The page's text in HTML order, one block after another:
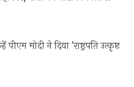
मोदी ने दिया ‘राष्ट्रपति उत्कृष्ट